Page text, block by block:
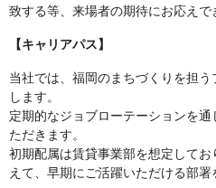
致する等、来場者の期待にお応えで
【キャリアパス】
当社では、福岡のまちづくりを担
します。
定期的なジョブローテーションを
ただきます。
初期配属は賃貸事業部を想定して
えて、早期にご活躍いただける部署